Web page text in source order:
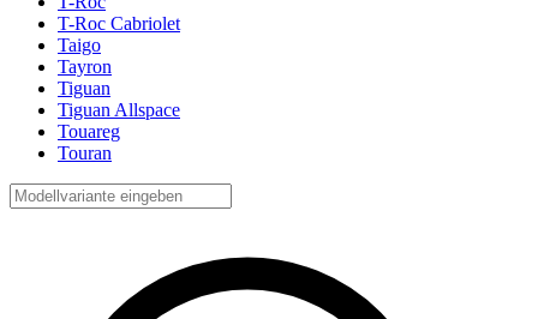
T-Roc Cabriolet
Taigo
Tayron
Tiguan
Tiguan Allspace
Touareg
Touran